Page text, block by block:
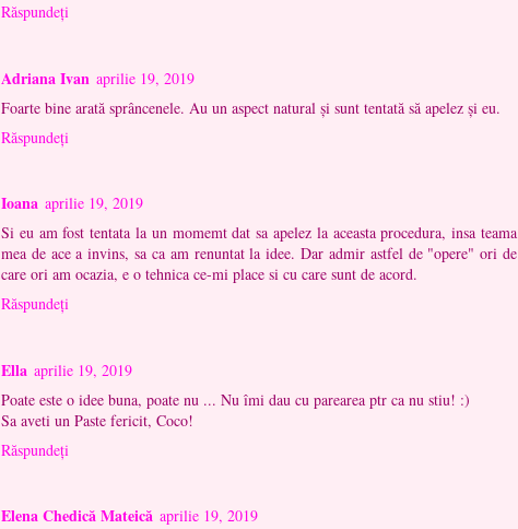
Răspundeți
Adriana Ivan aprilie 19, 2019
Foarte bine arată sprâncenele. Au un aspect natural și sunt tentată să apelez și eu.
Răspundeți
Ioana aprilie 19, 2019
Si eu am fost tentata la un momemt dat sa apelez la aceasta procedura, insa teama
mea de ace a invins, sa ca am renuntat la idee. Dar admir astfel de "opere" ori de
care ori am ocazia, e o tehnica ce-mi place si cu care sunt de acord.
Răspundeți
Ella aprilie 19, 2019
Poate este o idee buna, poate nu ... Nu îmi dau cu parearea ptr ca nu stiu! :)
Sa aveti un Paste fericit, Coco!
Răspundeți
Elena Chedică Mateică aprilie 19, 2019